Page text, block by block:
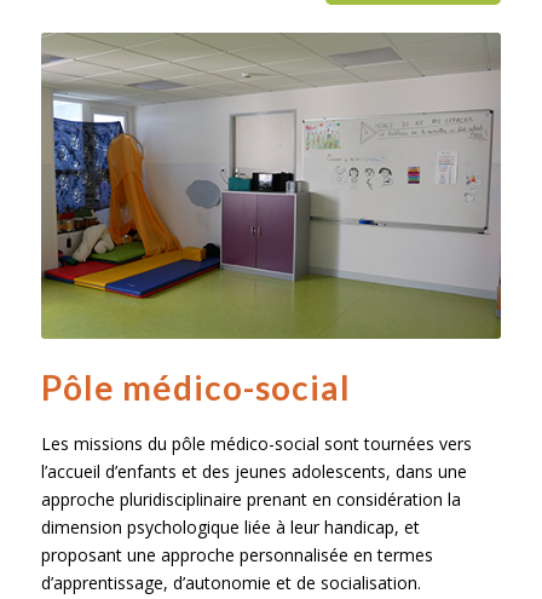
Pôle médico-social
Les missions du pôle médico-social sont tournées vers
l’accueil d’enfants et des jeunes adolescents, dans une
approche pluridisciplinaire prenant en considération la
dimension psychologique liée à leur handicap, et
proposant une approche personnalisée en termes
d’apprentissage, d’autonomie et de socialisation.